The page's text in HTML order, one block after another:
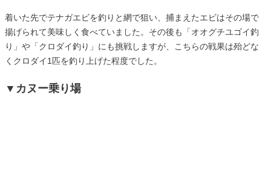
着いた先でテナガエビを釣りと網で狙い、捕まえたエビはその場で
揚げられて美味しく食べていました。その後も「オオグチユゴイ釣
り」や「クロダイ釣り」にも挑戦しますが、こちらの戦果は殆どな
くクロダイ1匹を釣り上げた程度でした。
▼カヌー乗り場